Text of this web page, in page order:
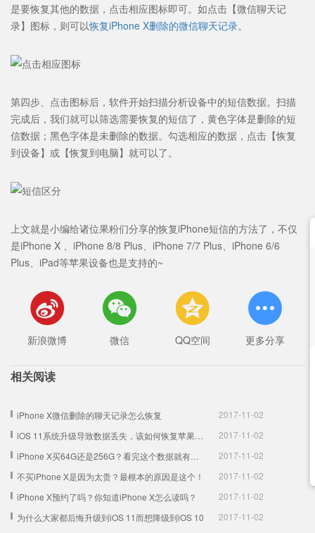
是要恢复其他的数据，点击相应图标即可。如点击【微信聊天记
录】图标，则可以恢复iPhone X删除的微信聊天记录。
第四步、点击图标后，软件开始扫描分析设备中的短信数据。扫描
完成后，我们就可以筛选需要恢复的短信了，黄色字体是删除的短
信数据；黑色字体是未删除的数据。勾选相应的数据，点击【恢复
到设备】或【恢复到电脑】就可以了。
上文就是小编给诸位果粉们分享的恢复iPhone短信的方法了，不仅
是iPhone X 、iPhone 8/8 Plus、iPhone 7/7 Plus、iPhone 6/6
Plus、iPad等苹果设备也是支持的~

新浪微博

微信

QQ空间

更多分享
相关阅读
iPhone X微信删除的聊天记录怎么恢复
2017-11-02
iOS 11系统升级导致数据丢失，该如何恢复苹果手机数据
2017-11-02
iPhone X买64G还是256G？看完这个数据就有答案了！
2017-11-02
不买iPhone X是因为太贵？最根本的原因是这个！
2017-11-02
iPhone X预约了吗？你知道iPhone X怎么读吗？
2017-11-02
为什么大家都后悔升级到iOS 11而想降级到iOS 10
2017-11-02